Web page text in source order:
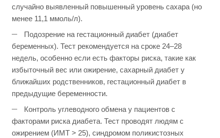
случайно выявленный повышенный уровень сахара (но
менее 11,1 ммоль/л).
Подозрение на гестационный диабет (диабет
беременных). Тест рекомендуется на сроке 24–28
недель, особенно если есть факторы риска, такие как
избыточный вес или ожирение, сахарный диабет у
ближайших родственников, гестационный диабет в
предыдущие беременности.
Контроль углеводного обмена у пациентов с
факторами риска диабета. Тест проводят людям с
ожирением (ИМТ > 25), синдромом поликистозных